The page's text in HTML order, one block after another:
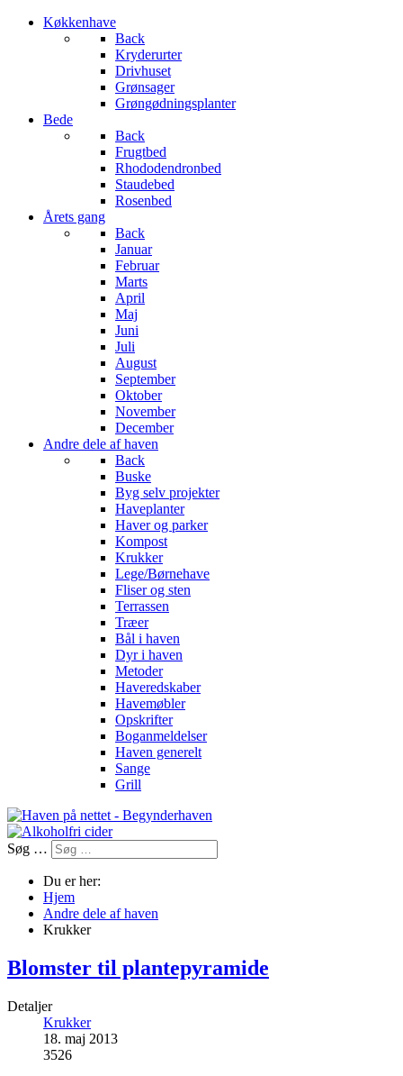
Køkkenhave
Back
Kryderurter
Drivhuset
Grønsager
Grøngødningsplanter
Bede
Back
Frugtbed
Rhododendronbed
Staudebed
Rosenbed
Årets gang
Back
Januar
Februar
Marts
April
Maj
Juni
Juli
August
September
Oktober
November
December
Andre dele af haven
Back
Buske
Byg selv projekter
Haveplanter
Haver og parker
Kompost
Krukker
Lege/Børnehave
Fliser og sten
Terrassen
Træer
Bål i haven
Dyr i haven
Metoder
Haveredskaber
Havemøbler
Opskrifter
Boganmeldelser
Haven generelt
Sange
Grill
Søg …
Du er her:
Hjem
Andre dele af haven
Krukker
Blomster til plantepyramide
Detaljer
Krukker
18. maj 2013
3526